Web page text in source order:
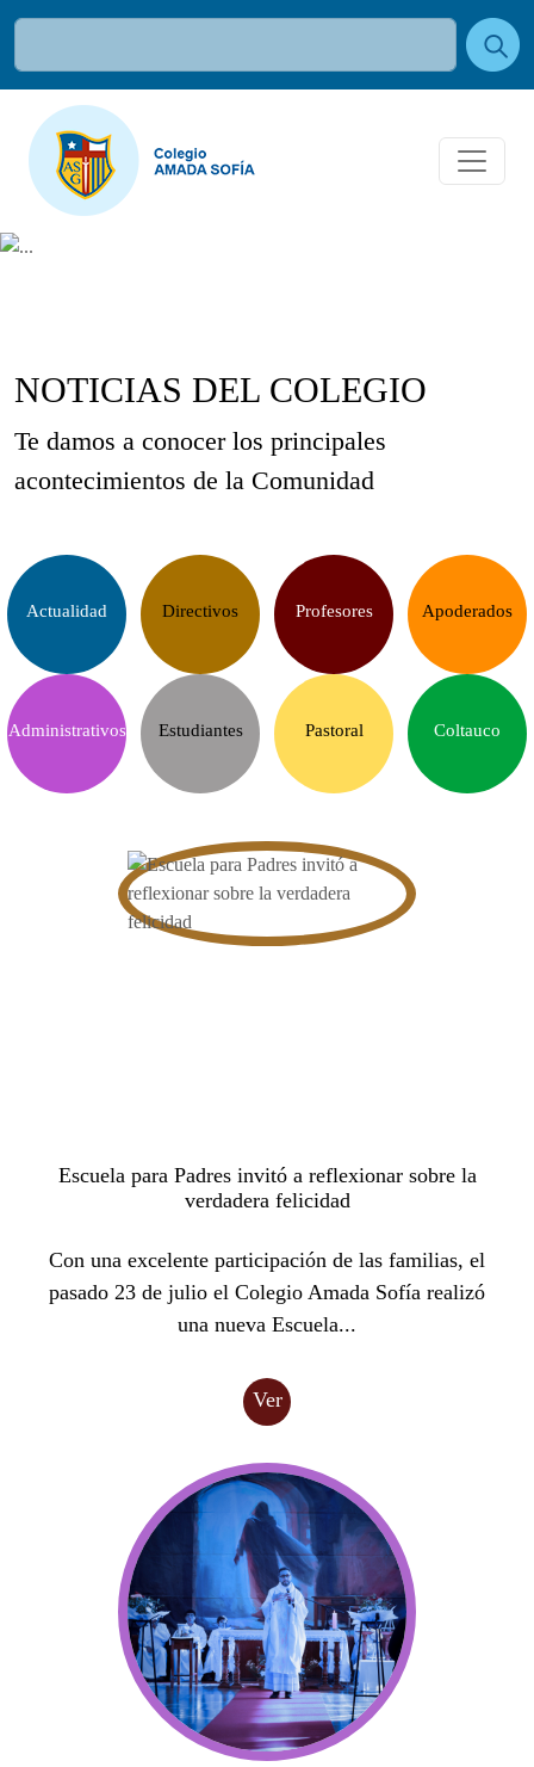
NOTICIAS DEL COLEGIO
Te damos a conocer los principales
acontecimientos de la Comunidad
Actualidad Directivos Profesores Apoderados
Administrativos Estudiantes Pastoral Coltauco
Escuela para Padres invitó a reflexionar sobre la
verdadera felicidad
Con una excelente participación de las familias, el
pasado 23 de julio el Colegio Amada Sofía realizó
una nueva Escuela...
Ver